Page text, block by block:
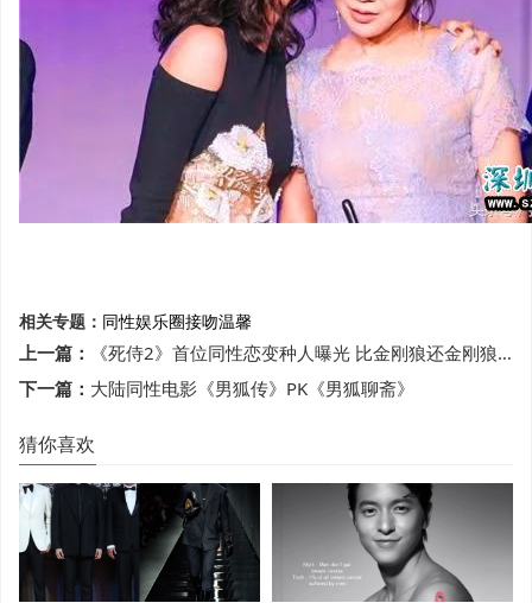
相关专题： 同性娱乐圈接吻温馨
上一篇：
《死侍2》首位同性恋变种人曝光 比金刚狼还金刚狼？
下一篇： 大陆同性电影《男狐传》PK《男狐聊斋》
猜你喜欢